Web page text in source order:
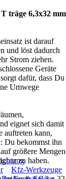
träge 6,3x32 mm
ist darauf
und löst dadurch
Strom ziehen.
Geräte
dafür, dass Du
Umwege
eignet sich damit
auftreten kann,
Du bekommst ihn
größere Mengen
zu haben.
Kfz-Werkzeuge